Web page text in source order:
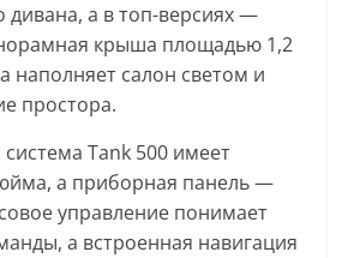
дивана, а в топ-версиях —
крыша площадью 1,2
наполняет салон светом и
простора.
Tank 500 имеет
а приборная панель —
управление понимает
а встроенная навигация